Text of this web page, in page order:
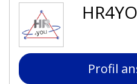
Profil